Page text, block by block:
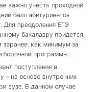
важно учесть проходной
балл абитуриентов
Для преодоления ЕГЭ
бакалавру придется
заранее, как минимум за
программы.
поступления в
– на основе внутренних
вузе. В данном случае